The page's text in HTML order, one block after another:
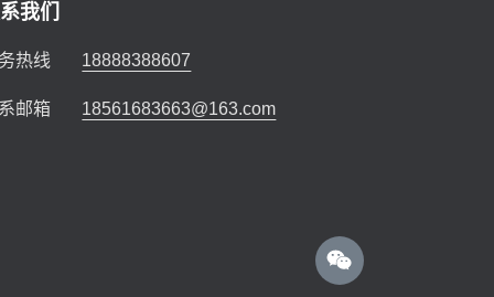
我们
热线 18888388607
邮箱 18561683663@163.com